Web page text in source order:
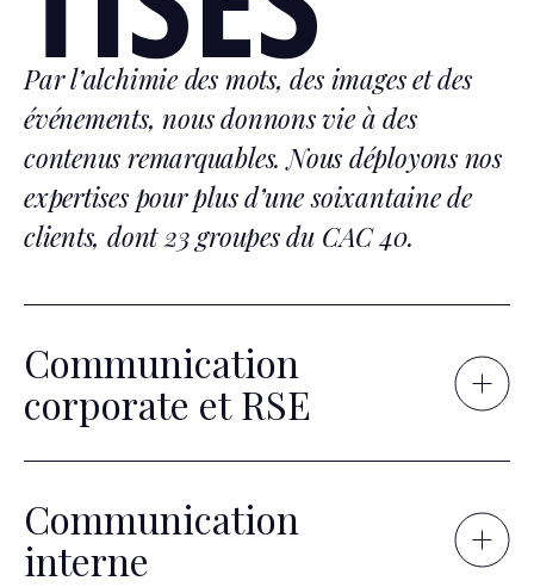
Par l’alchimie des mots, des images et des
événements, nous donnons vie à des
contenus remarquables. Nous déployons nos
expertises pour plus d’une soixantaine de
clients, dont 23 groupes du CAC 40.
Communication
corporate et RSE
Communication
interne